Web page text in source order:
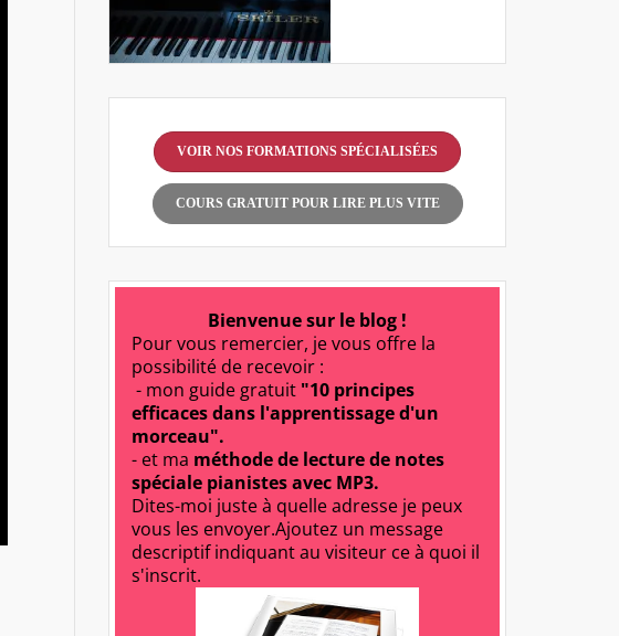
VOIR NOS FORMATIONS SPÉCIALISÉES
COURS GRATUIT POUR LIRE PLUS VITE